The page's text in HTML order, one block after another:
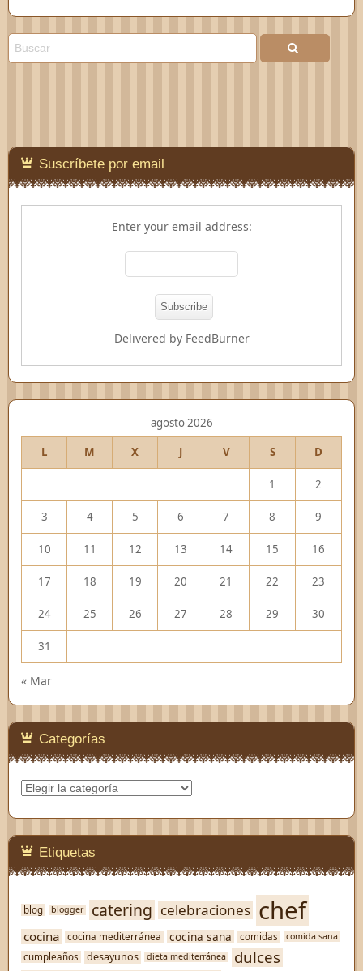
Suscríbete por email
Enter your email address:
Delivered by FeedBurner
agosto 2026
L
M X J V S D
1 2
3 4 5 6 7 8 9
10 11 12 13 14 15 16
17 18 19 20 21 22 23
24 25 26 27 28 29 30
31
« Mar
Categorías
Categorías
Etiquetas
blog blogger catering celebraciones chef
cocina cocina mediterránea cocina sana comidas comida sana
cumpleaños desayunos dieta mediterránea dulces